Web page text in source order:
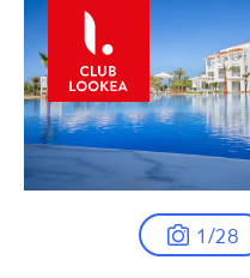
1/28